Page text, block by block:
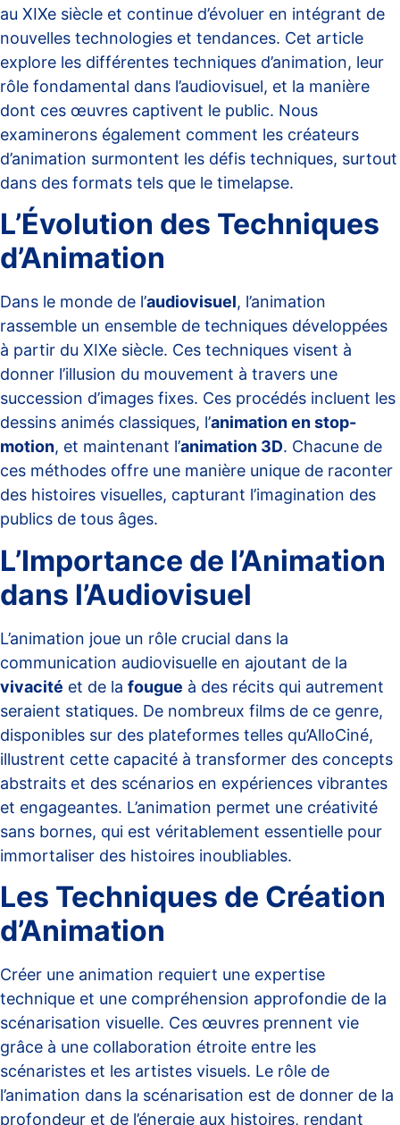
au XIXe siècle et continue d’évoluer en intégrant de
nouvelles technologies et tendances. Cet article
explore les différentes techniques d’animation, leur
rôle fondamental dans l’audiovisuel, et la manière
dont ces œuvres captivent le public. Nous
examinerons également comment les créateurs
d’animation surmontent les défis techniques, surtout
dans des formats tels que le timelapse.
L’Évolution des Techniques
d’Animation
Dans le monde de l’audiovisuel, l’animation
rassemble un ensemble de techniques développées
à partir du XIXe siècle. Ces techniques visent à
donner l’illusion du mouvement à travers une
succession d’images fixes. Ces procédés incluent les
dessins animés classiques, l’animation en stop-
motion, et maintenant l’animation 3D. Chacune de
ces méthodes offre une manière unique de raconter
des histoires visuelles, capturant l’imagination des
publics de tous âges.
L’Importance de l’Animation
dans l’Audiovisuel
L’animation joue un rôle crucial dans la
communication audiovisuelle en ajoutant de la
vivacité et de la fougue à des récits qui autrement
seraient statiques. De nombreux films de ce genre,
disponibles sur des plateformes telles qu’AlloCiné,
illustrent cette capacité à transformer des concepts
abstraits et des scénarios en expériences vibrantes
et engageantes. L’animation permet une créativité
sans bornes, qui est véritablement essentielle pour
immortaliser des histoires inoubliables.
Les Techniques de Création
d’Animation
Créer une animation requiert une expertise
technique et une compréhension approfondie de la
scénarisation visuelle. Ces œuvres prennent vie
grâce à une collaboration étroite entre les
scénaristes et les artistes visuels. Le rôle de
l’animation dans la scénarisation est de donner de la
profondeur et de l’énergie aux histoires, rendant